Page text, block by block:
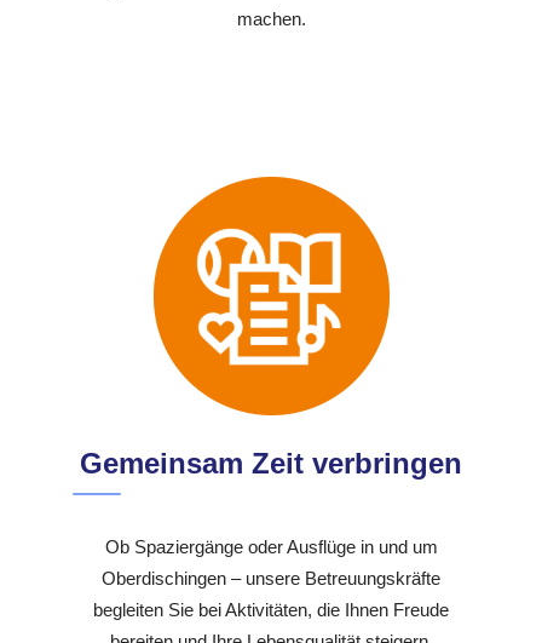
machen.
Gemeinsam Zeit verbringen
Ob Spaziergänge oder Ausflüge in und um
Oberdischingen – unsere Betreuungskräfte
begleiten Sie bei Aktivitäten, die Ihnen Freude